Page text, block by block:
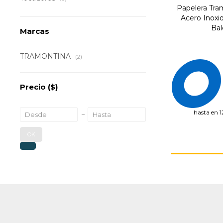
Papelera
Acero
hasta en
Marcas
TRAMONTINA (2)
Precio ($)
OK